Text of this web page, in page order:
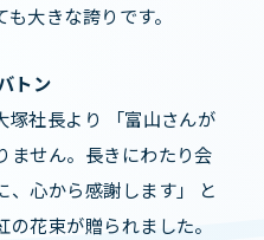
大きな誇りです。
トン
塚社長より 「富山さんが
ません。長きにわたり会
、心から感謝します」 と
花束が贈られました。